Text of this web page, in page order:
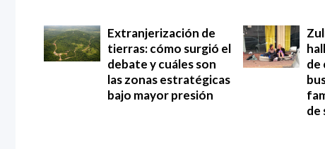
Extranjerización de
tierras: cómo surgió el
debate y cuáles son
las zonas estratégicas
bajo mayor presión
de
de